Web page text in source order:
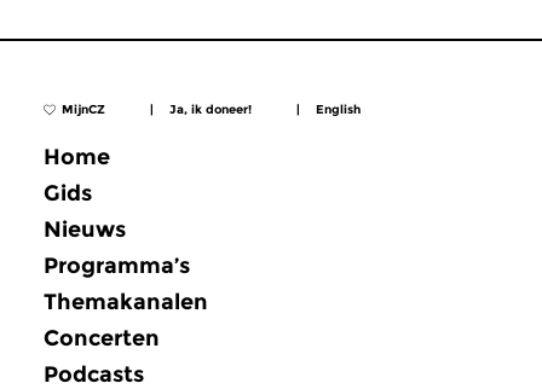
MijnCZ | Ja, ik doneer! | English
Home
Gids
Nieuws
Programma’s
Themakanalen
Concerten
Podcasts